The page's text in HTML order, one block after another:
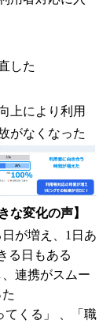
した
上により利用
がなくなった
な変化の声】
が増え、1日あ
る日もある
連携がスムー
てくる」 、「職